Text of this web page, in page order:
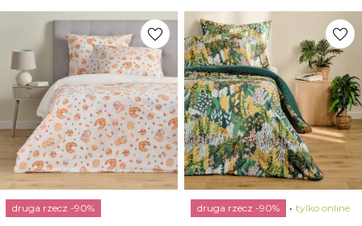
favorite
druga rzecz -90%
favorite
druga rzecz -90% tylko online